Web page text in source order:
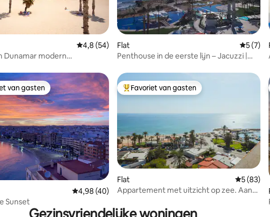
van 4,93 op 5, 128 recensiesGemiddelde beoordeling van 4,8 op 5, 54 recensies
4,8 (54)
Dunamar modern
Flat
5 (7)
Penthouse in de eerste lijn – Jacuzzi |
van 4,89 op 5, 38 recensies
van gasten
van gasten
Gemiddelde beoordeling van 4,98 op 5, 40 recensies
4,98 (40)
Sunset
Topfavoriet van gasten
Favoriet van gasten
Flat
5 (83)
Appartement met uitzicht op zee. Aan